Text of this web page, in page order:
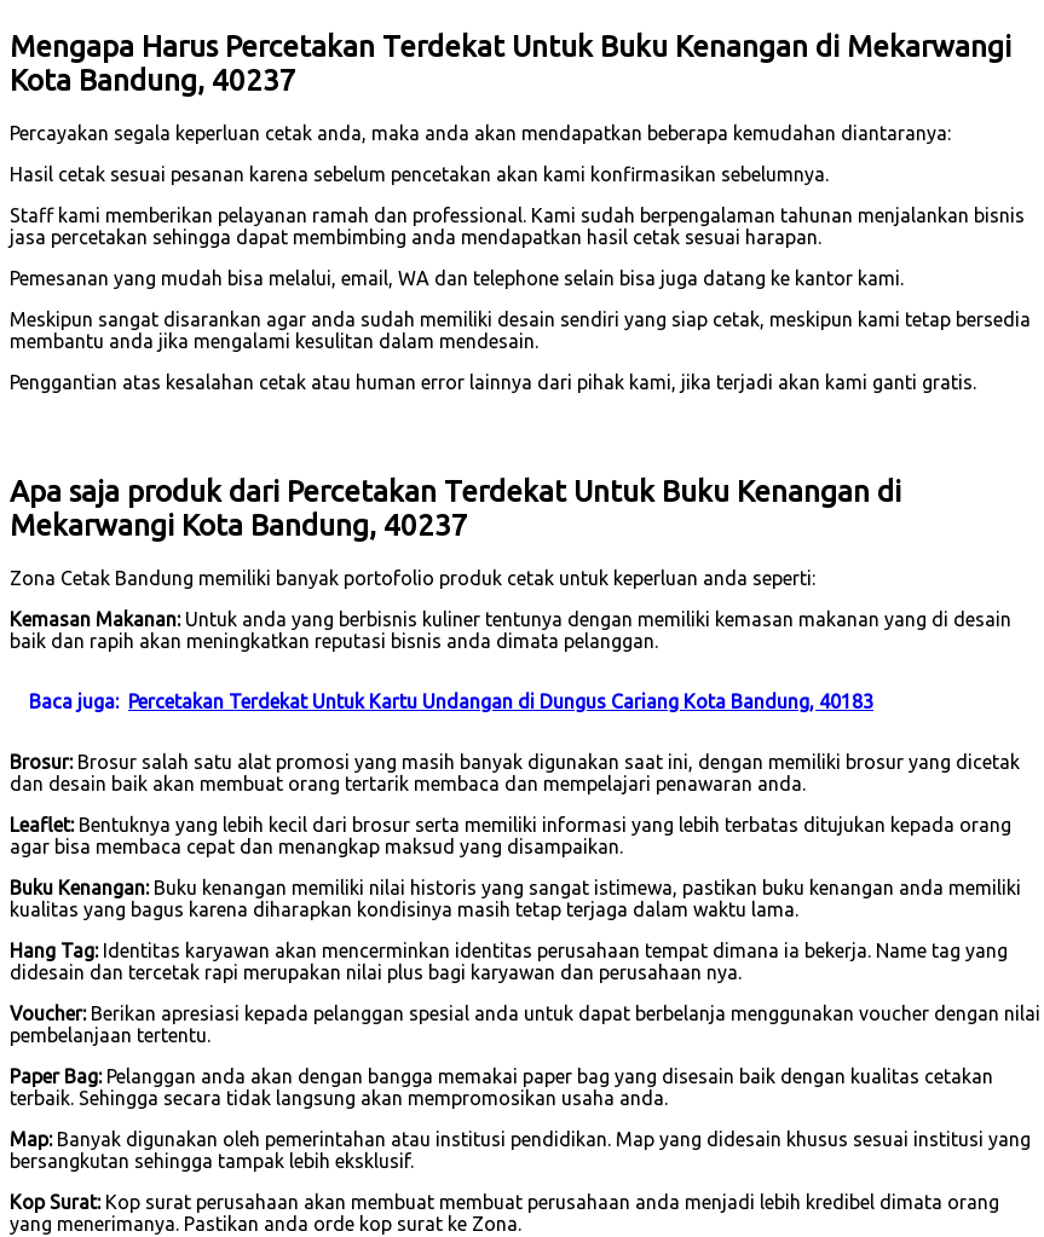
Mengapa Harus Percetakan Terdekat Untuk Buku Kenangan di Mekarwangi
Kota Bandung, 40237
Percayakan segala keperluan cetak anda, maka anda akan mendapatkan beberapa kemudahan diantaranya:
Hasil cetak sesuai pesanan karena sebelum pencetakan akan kami konfirmasikan sebelumnya.
Staff kami memberikan pelayanan ramah dan professional. Kami sudah berpengalaman tahunan menjalankan bisnis
jasa percetakan sehingga dapat membimbing anda mendapatkan hasil cetak sesuai harapan.
Pemesanan yang mudah bisa melalui, email, WA dan telephone selain bisa juga datang ke kantor kami.
Meskipun sangat disarankan agar anda sudah memiliki desain sendiri yang siap cetak, meskipun kami tetap bersedia
membantu anda jika mengalami kesulitan dalam mendesain.
Penggantian atas kesalahan cetak atau human error lainnya dari pihak kami, jika terjadi akan kami ganti gratis.
Apa saja produk dari Percetakan Terdekat Untuk Buku Kenangan di
Mekarwangi Kota Bandung, 40237
Zona Cetak Bandung memiliki banyak portofolio produk cetak untuk keperluan anda seperti:
Kemasan Makanan:Untuk anda yang berbisnis kuliner tentunya dengan memiliki kemasan makanan yang di desain
baik dan rapih akan meningkatkan reputasi bisnis anda dimata pelanggan.
Baca juga: Percetakan Terdekat Untuk Kartu Undangan di Dungus Cariang Kota Bandung, 40183
Brosur:Brosur salah satu alat promosi yang masih banyak digunakan saat ini, dengan memiliki brosur yang dicetak
dan desain baik akan membuat orang tertarik membaca dan mempelajari penawaran anda.
Leaflet:Bentuknya yang lebih kecil dari brosur serta memiliki informasi yang lebih terbatas ditujukan kepada orang
agar bisa membaca cepat dan menangkap maksud yang disampaikan.
Buku Kenangan:Buku kenangan memiliki nilai historis yang sangat istimewa, pastikan buku kenangan anda memiliki
kualitas yang bagus karena diharapkan kondisinya masih tetap terjaga dalam waktu lama.
Hang Tag:Identitas karyawan akan mencerminkan identitas perusahaan tempat dimana ia bekerja. Name tag yang
didesain dan tercetak rapi merupakan nilai plus bagi karyawan dan perusahaan nya.
Voucher:Berikan apresiasi kepada pelanggan spesial anda untuk dapat berbelanja menggunakan voucher dengan nilai
pembelanjaan tertentu.
Paper Bag:Pelanggan anda akan dengan bangga memakai paper bag yang disesain baik dengan kualitas cetakan
terbaik. Sehingga secara tidak langsung akan mempromosikan usaha anda.
Map:Banyak digunakan oleh pemerintahan atau institusi pendidikan. Map yang didesain khusus sesuai institusi yang
bersangkutan sehingga tampak lebih eksklusif.
Kop Surat:Kop surat perusahaan akan membuat membuat perusahaan anda menjadi lebih kredibel dimata orang
yang menerimanya. Pastikan anda orde kop surat ke Zona.